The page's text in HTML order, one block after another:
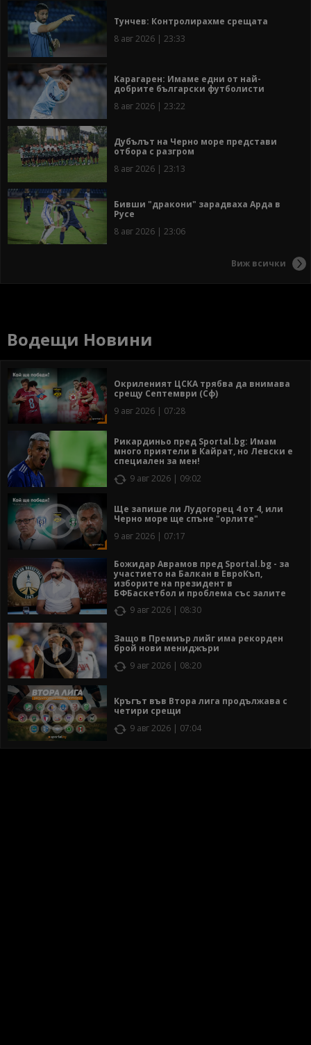
Тунчев: Контролирахме срещата
8 авг 2026 | 23:33
Карагарен: Имаме едни от най-
добрите български футболисти
8 авг 2026 | 23:22
Дубълът на Черно море представи
отбора с разгром
8 авг 2026 | 23:13
Бивши "дракони" зарадваха Арда в
Русе
8 авг 2026 | 23:06
Виж всички
Водещи Новини
Окриленият ЦСКА трябва да внимава
срещу Септември (Сф)
9 авг 2026 | 07:28
Рикардиньо пред Sportal.bg: Имам
много приятели в Кайрат, но Левски е
специален за мен!
9 авг 2026 | 09:02
Ще запише ли Лудогорец 4 от 4, или
Черно море ще спъне "орлите"
9 авг 2026 | 07:17
Божидар Аврамов пред Sportal.bg - за
участието на Балкан в ЕвроКъп,
изборите на президент в
БФБаскетбол и проблема със залите
9 авг 2026 | 08:30
Защо в Премиър лийг има рекорден
брой нови мениджъри
9 авг 2026 | 08:20
Кръгът във Втора лига продължава с
четири срещи
9 авг 2026 | 07:04